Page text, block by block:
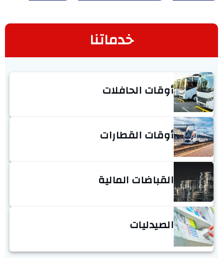
خدماتنا
أوقات الحافلات
أوقات القطارات
القباضات المالية
الصيدليات